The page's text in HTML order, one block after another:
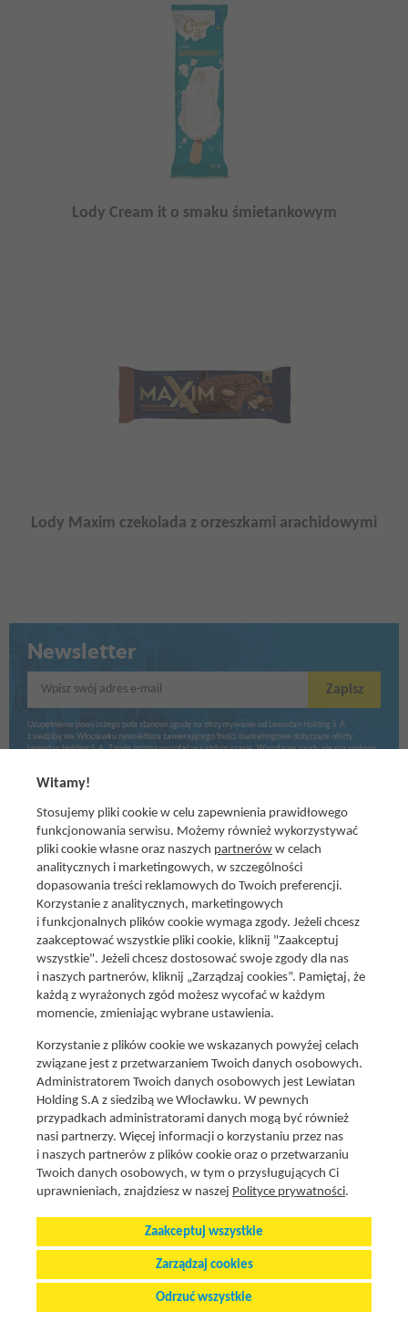
Lody Cream it o smaku śmietankowym
Lody Maxim czekolada z orzeszkami arachidowymi
Newsletter
Wpisz swój adres e-mail Zapisz
Uzupełnienie powyższego pola stanowi zgodę na otrzymywanie od Lewiatan Holding S.A.
z siedzibą we Włocławku newslettera zawierającego treści marketingowe dotyczące oferty
Lewiatan Holding S.A. Zgodę można wycofać w każdym czasie. Wycofanie zgody nie ma wpływu
Social media
Znajdź nas na:
Promocje i oferty
Aktualna gazetka
Gotuję z Lewiatanem
Znajdź sklep
Aplikacja Mój Lewiatan
Karta Mój Lewiatan
Fundacja Lewiatan
Regulaminy
Polityka cookies i prywatnosci
Zarządzaj preferencjami plików cookie
Witamy!
Stosujemy pliki cookie w celu zapewnienia prawidłowego
funkcjonowania serwisu. Możemy również wykorzystywać
pliki cookie własne oraz naszych partnerów w celach
analitycznych i marketingowych, w szczególności
dopasowania treści reklamowych do Twoich preferencji.
Korzystanie z analitycznych, marketingowych
i funkcjonalnych plików cookie wymaga zgody. Jeżeli chcesz
zaakceptować wszystkie pliki cookie, kliknij "Zaakceptuj
wszystkie". Jeżeli chcesz dostosować swoje zgody dla nas
i naszych partnerów, kliknij „Zarządzaj cookies”. Pamiętaj, że
każdą z wyrażonych zgód możesz wycofać w każdym
momencie, zmieniając wybrane ustawienia.
Korzystanie z plików cookie we wskazanych powyżej celach
związane jest z przetwarzaniem Twoich danych osobowych.
Administratorem Twoich danych osobowych jest Lewiatan
Holding S.A z siedzibą we Włocławku. W pewnych
przypadkach administratorami danych mogą być również
nasi partnerzy. Więcej informacji o korzystaniu przez nas
i naszych partnerów z plików cookie oraz o przetwarzaniu
Twoich danych osobowych, w tym o przysługujących Ci
uprawnieniach, znajdziesz w naszej Polityce prywatności.
Zaakceptuj wszystkie
Zarządzaj cookies
Odrzuć wszystkie